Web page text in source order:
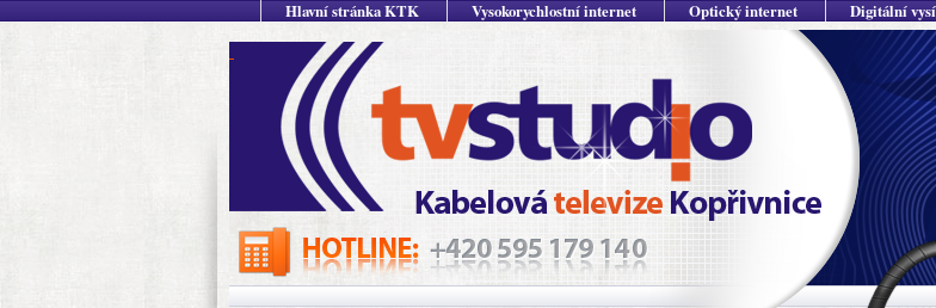
Hlavní stránka KTK Vysokorychlostní internet Optický internet Digitální